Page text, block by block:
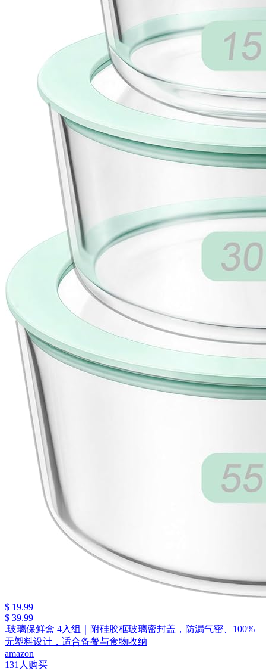
$ 19.99
$ 39.99
.玻璃保鲜盒 4入组｜附硅胶框玻璃密封盖，防漏气密、100%
无塑料设计，适合备餐与食物收纳
amazon
131人购买